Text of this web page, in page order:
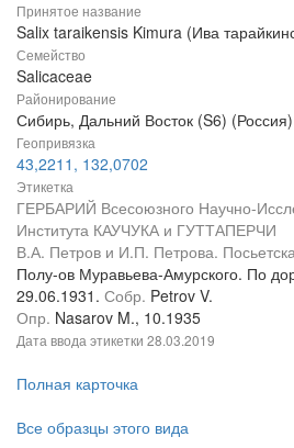
Принятое название
Salix taraikensis Kimura (Ива
Семейство
Salicaceae
Районирование
Сибирь, Дальний Восток (S6) (Россия)
Геопривязка
43,2211, 132,0702
Этикетка
ГЕРБАРИЙ Всесоюзного Научно-
Института КАУЧУКА и ГУТТАПЕРЧИ
В.А. Петров и И.П. Петрова.
Полу-ов Муравьева-Амурского. По
29.06.1931. Собр. Petrov V.
Опр. Nasarov M., 10.1935
Дата ввода этикетки 28.03.2019
Полная карточка
Все образцы этого вида